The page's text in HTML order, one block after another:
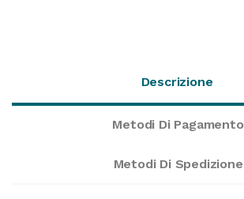
Descrizione
Metodi Di Pagamento
Metodi Di Spedizione